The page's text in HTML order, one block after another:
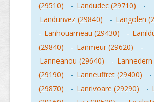
(29510)
- Landudec (29710)
-
Landunvez (29840)
- Langolen
- Lanhouarneau (29430) -
(29840)
- Lanmeur (29620)
-
Lanneanou (29640)
- Lannedern
(29190)
- Lanneuffret (29400) -
(29870)
- Lanrivoare (29290) -